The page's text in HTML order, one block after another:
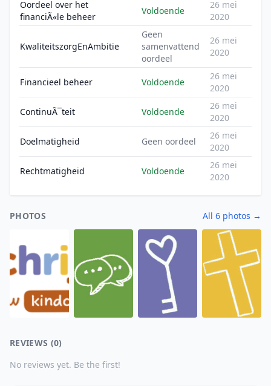
Oordeel over het
financiÃ«le beheer
Voldoende
26 mei
2020
KwaliteitszorgEnAmbitie
Geen
samenvattend
oordeel
26 mei
2020
Financieel beheer Voldoende
26 mei
2020
ContinuÃ¯teit Voldoende
26 mei
2020
Doelmatigheid Geen oordeel
26 mei
2020
Rechtmatigheid Voldoende
26 mei
2020
PHOTOS All 6 photos →
REVIEWS (0)
No reviews yet. Be the first!